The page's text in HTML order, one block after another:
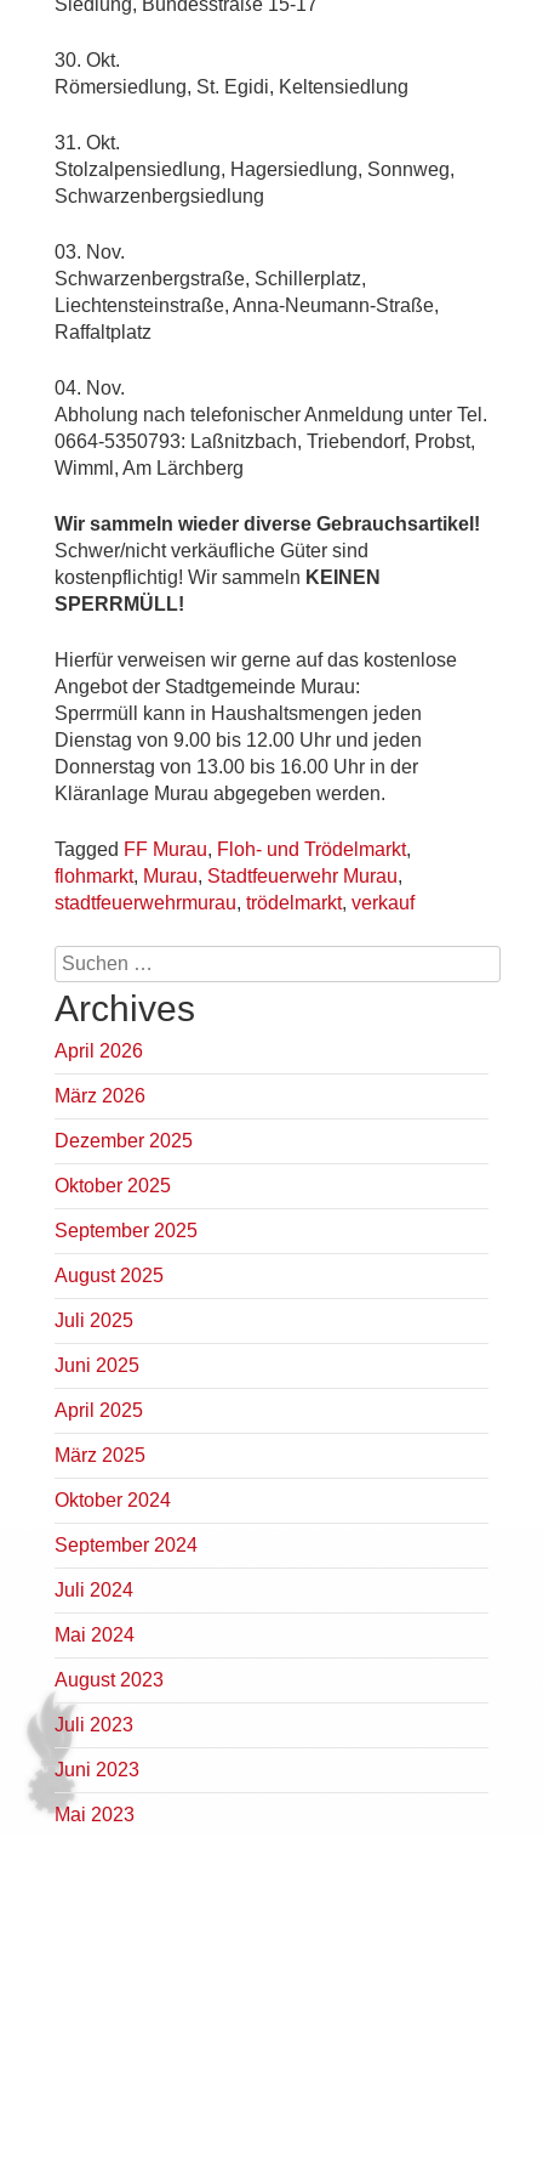
Siedlung, Bundesstraße 15-17
30. Okt.
Römersiedlung, St. Egidi, Keltensiedlung
31. Okt.
Stolzalpensiedlung, Hagersiedlung, Sonnweg,
Schwarzenbergsiedlung
03. Nov.
Schwarzenbergstraße, Schillerplatz,
Liechtensteinstraße, Anna-Neumann-Straße,
Raffaltplatz
04. Nov.
Abholung nach telefonischer Anmeldung unter Tel.
0664-5350793: Laßnitzbach, Triebendorf, Probst,
Wimml, Am Lärchberg
Wir sammeln wieder diverse Gebrauchsartikel!
Schwer/nicht verkäufliche Güter sind
kostenpflichtig! Wir sammeln KEINEN
SPERRMÜLL!
Hierfür verweisen wir gerne auf das kostenlose
Angebot der Stadtgemeinde Murau:
Sperrmüll kann in Haushaltsmengen jeden
Dienstag von 9.00 bis 12.00 Uhr und jeden
Donnerstag von 13.00 bis 16.00 Uhr in der
Kläranlage Murau abgegeben werden.
Tagged FF Murau, Floh- und Trödelmarkt,
flohmarkt, Murau, Stadtfeuerwehr Murau,
stadtfeuerwehrmurau, trödelmarkt, verkauf
Suchen
nach:
Archives
April 2026
März 2026
Dezember 2025
Oktober 2025
September 2025
August 2025
Juli 2025
Juni 2025
April 2025
März 2025
Oktober 2024
September 2024
Juli 2024
Mai 2024
August 2023
Juli 2023
Juni 2023
Mai 2023